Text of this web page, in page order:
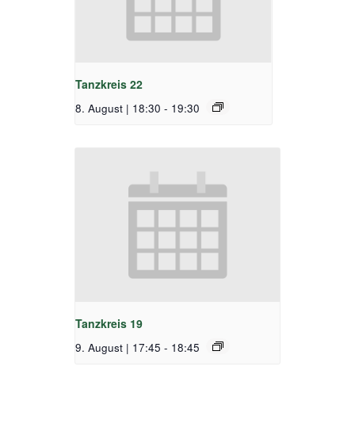
Tanzkreis 22
8. August | 18:30 - 19:30
Tanzkreis 19
9. August | 17:45 - 18:45